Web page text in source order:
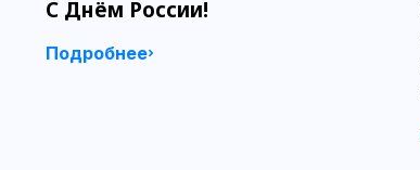
С Днём России!
Подробнее